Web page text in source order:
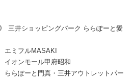
三井ショッピングパーク ららぽーと愛
エミフルMASAKI
イオンモール甲府昭和
ららぽーと門真・三井アウトレットパー